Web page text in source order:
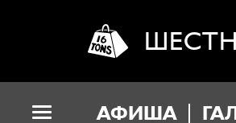
АФИША